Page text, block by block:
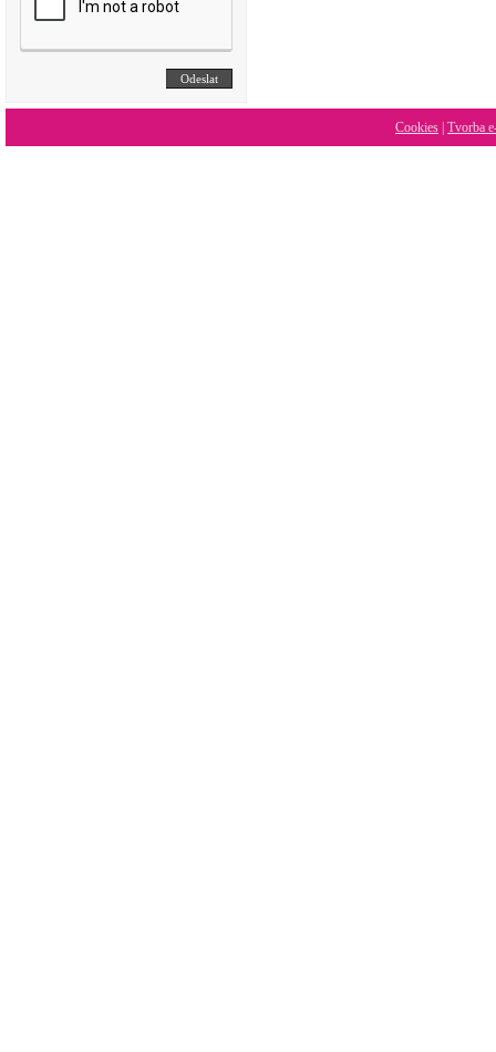
Cookies Tvorba